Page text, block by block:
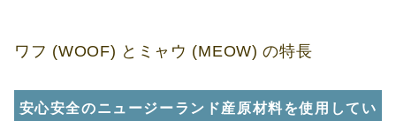
ワフ (WOOF) とミャウ (MEOW) の特長
安心安全のニュージーランド産原材料を使用してい